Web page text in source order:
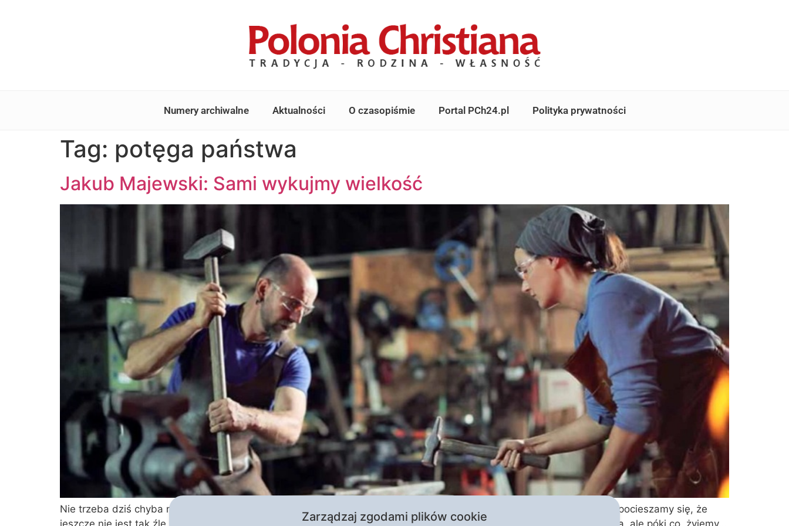
Numery archiwalne Aktualności O czasopiśmie Portal PCh24.pl Polityka prywatności
Tag: potęga państwa
Jakub Majewski: Sami wykujmy wielkość
Nie trzeba dziś chyba nikogo specjalnie przekonywać, że obecna Polska jest cieniem tego, czym mogłaby być. Nieraz pocieszamy się, że
Zarządzaj zgodami plików cookie